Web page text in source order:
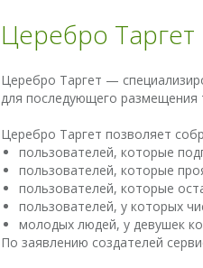
Церебро Таргет
Церебро Таргет —
для последующего размещения
Церебро Таргет позволяет
пользователей, которые
пользователей, которые
пользователей, которые
пользователей, у которых
молодых людей, у девушек
По заявлению создателей